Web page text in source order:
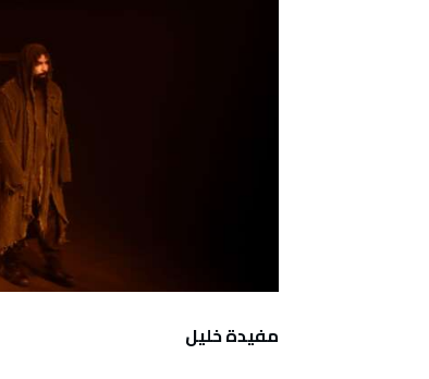
مفيدة خليل